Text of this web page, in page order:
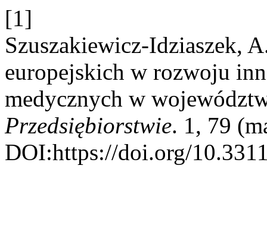
[1]
Szuszakiewicz-Idziaszek,
europejskich w rozwoju
medycznych w
Przedsiębiorstwie. 1, 79
DOI:https://doi.org/